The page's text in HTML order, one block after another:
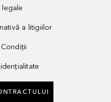
legale
a litigiilor
Condiții